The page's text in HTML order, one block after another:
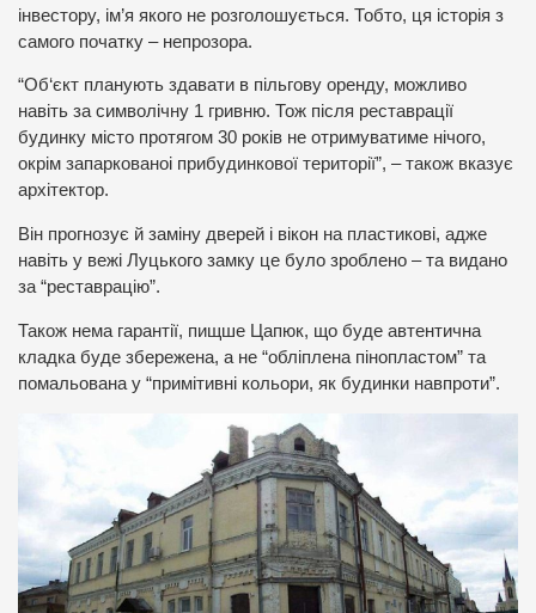
інвестору, ім’я якого не розголошується. Тобто, ця історія з
самого початку – непрозора.
“Об‘єкт планують здавати в пільгову оренду, можливо
навіть за символічну 1 гривню. Тож після реставрації
будинку місто протягом 30 років не отримуватиме нічого,
окрім запаркованоі прибудинкової території”, – також вказує
архітектор.
Він прогнозує й заміну дверей і вікон на пластикові, адже
навіть у вежі Луцького замку це було зроблено – та видано
за “реставрацію”.
Також нема гарантії, пищше Цапюк, що буде автентична
кладка буде збережена, а не “обліплена пінопластом” та
помальована у “примітивні кольори, як будинки навпроти”.